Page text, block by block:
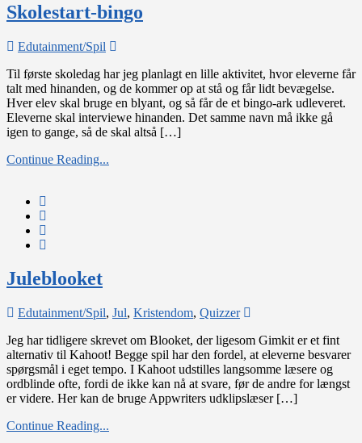
Skolestart-bingo
Edutainment/Spil
bingo
Til første skoledag har jeg planlagt en lille aktivitet, hvor eleverne får
talt med hinanden, og de kommer op at stå og får lidt bevægelse.
Hver elev skal bruge en blyant, og så får de et bingo-ark udleveret.
Eleverne skal interviewe hinanden. Det samme navn må ikke gå
igen to gange, så de skal altså […]
Continue Reading...
Juleblooket
Edutainment/Spil, Jul, Kristendom, Quizzer
Jeg har tidligere skrevet om Blooket, der ligesom Gimkit er et fint
alternativ til Kahoot! Begge spil har den fordel, at eleverne besvarer
spørgsmål i eget tempo. I Kahoot udstilles langsomme læsere og
ordblinde ofte, fordi de ikke kan nå at svare, før de andre for længst
er videre. Her kan de bruge Appwriters udklipslæser […]
Continue Reading...